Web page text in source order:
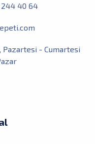
40 64
Pazartesi - Cumartesi